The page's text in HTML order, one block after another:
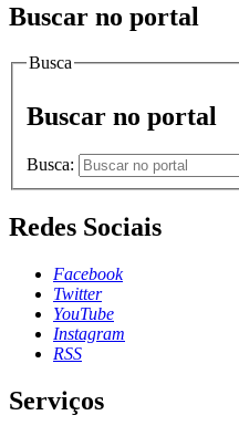
Buscar no portal
Busca
Buscar no portal
Busca:
Redes Sociais
Facebook
Twitter
YouTube
Instagram
RSS
Serviços